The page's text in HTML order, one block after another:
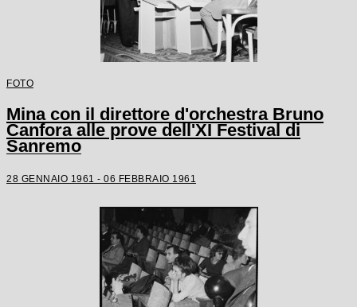
FOTO
Mina con il direttore d'orchestra Bruno
Canfora alle prove dell'XI Festival di
Sanremo
28 GENNAIO 1961 - 06 FEBBRAIO 1961